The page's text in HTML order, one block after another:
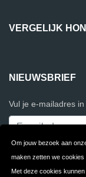
Om jouw bezoek aan
maken zetten we cookies
Met deze cookies
VERGELIJK
NIEUWSBRIEF
Vul je e-mailadres
Contact